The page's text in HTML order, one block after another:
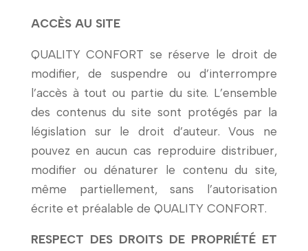
ACCÈS AU SITE
QUALITY CONFORT se réserve le droit de
modifier, de suspendre ou d’interrompre
l’accès à tout ou partie du site. L’ensemble
des contenus du site sont protégés par la
législation sur le droit d’auteur. Vous ne
pouvez en aucun cas reproduire distribuer,
modifier ou dénaturer le contenu du site,
même partiellement, sans l’autorisation
écrite et préalable de QUALITY CONFORT.
RESPECT DES DROITS DE PROPRIÉTÉ ET